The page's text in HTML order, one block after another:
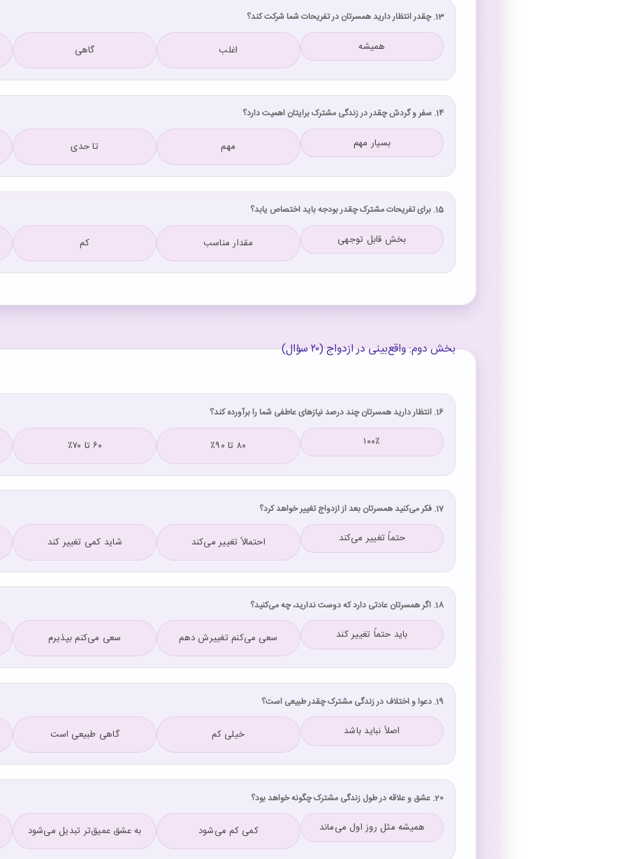
13. چقدر انتظار دارید همسرتان در تفریحات شما شرکت کند؟
همیشه اغلب گاهی
14. سفر و گردش چقدر در زندگی مشترک برایتان اهمیت دارد؟
بسیار مهم مهم تا حدی
15. برای تفریحات مشترک چقدر بودجه باید اختصاص یابد؟
بخش قابل توجهی مقدار مناسب کم
بخش دوم: واقع‌بینی در ازدواج (۲۰ سؤال)
16. انتظار دارید همسرتان چند درصد نیازهای عاطفی شما را برآورده کند؟
۱۰۰٪ ۸۰ تا ۹۰٪ ۶۰ تا ۷۰٪
17. فکر می‌کنید همسرتان بعد از ازدواج تغییر خواهد کرد؟
حتماً تغییر می‌کند احتمالاً تغییر می‌کند شاید کمی تغییر کند
18. اگر همسرتان عادتی دارد که دوست ندارید، چه می‌کنید؟
باید حتماً تغییر کند سعی می‌کنم تغییرش دهم سعی می‌کنم بپذیرم
19. دعوا و اختلاف در زندگی مشترک چقدر طبیعی است؟
اصلاً نباید باشد خیلی کم گاهی طبیعی است
20. عشق و علاقه در طول زندگی مشترک چگونه خواهد بود؟
همیشه مثل روز اول می‌ماند کمی کم می‌شود به عشق عمیق‌تر تبدیل می‌شود